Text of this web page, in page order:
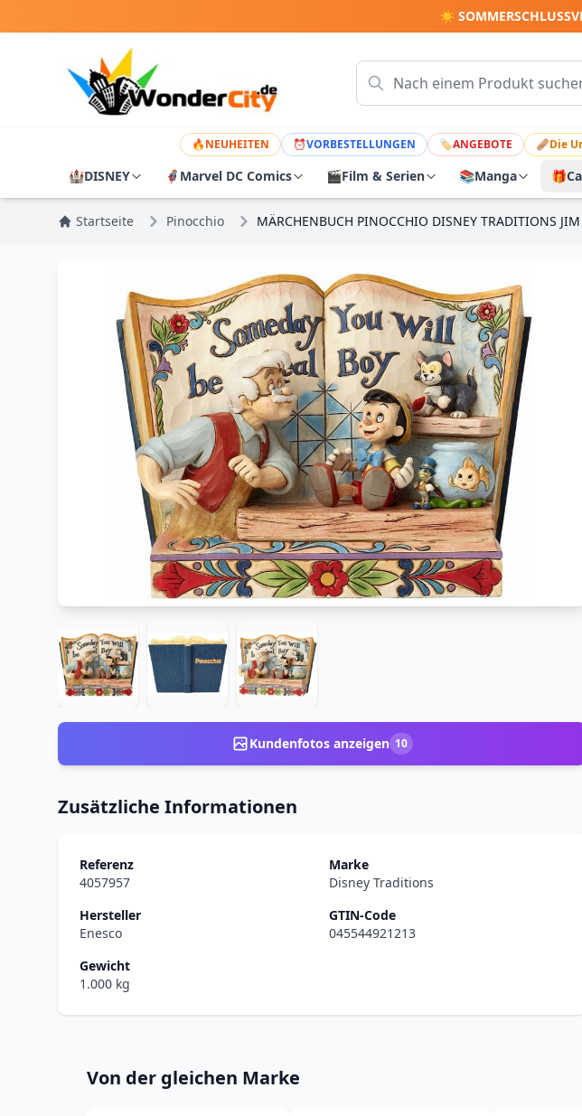
☀️
🔥NEUHEITEN ⏰VORBESTELLUNGEN 🏷ANGEBOTE 🩹Die
🏰DISNEY 🦸 Marvel DC Comics 🎬Film & Serien 📚Manga 🎁
Startseite Pinocchio MÄRCHENBUCH PINOCCHIO DISNEY TRADITIONS JIM
Kundenfotos anzeigen 10
Zusätzliche Informationen
Referenz
4057957
Marke
Disney Traditions
Hersteller
Enesco
GTIN-Code
045544921213
Gewicht
1.000 kg
Von der gleichen Marke